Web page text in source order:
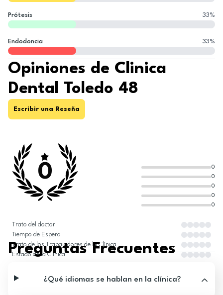
Prótesis 33%
Endodoncia 33%
Opiniones de Clinica
Dental Toledo 48
Escribir una Reseña
0
0
0
0
0
0
Trato del doctor
Tiempo de Espera
Trato de los Trabajadores de la Clínica
Estado de la Clínica
Preguntas Frecuentes
¿Qué idiomas se hablan en la clínica?